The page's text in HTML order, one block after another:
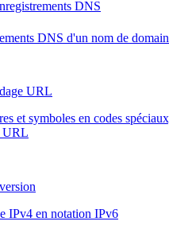
DNS
DNS d'un nom de
URL
et symboles en codes
URL
IPv4 en notation IPv6